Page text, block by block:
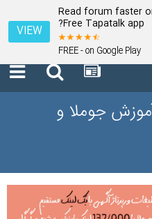
Read forum faster
Free Tapatalk app?
FREE - on Google Play
VIEW
جوملا و